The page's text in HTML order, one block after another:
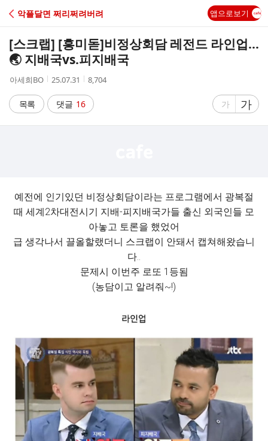
C
A
악플달면 쩌리쩌려버려 앱으로보기
[스크랩] [흥미돋]비정상회담 레전드 라인업...
🌏 지배국vs.피지배국
작
자
아세희BO
작
시
간
25.07.31
조
수
8,704
목록 댓글 16
글
게
가
글
자
게
가
예전에 인기있던 비정상회담이라는 프로그램에서 광복절
때 세계2차대전시기 지배-피지배국가들 출신 외국인들 모
아놓고 토론을 했었어
급 생각나서 끌올할랬더니 스크랩이 안돼서 캡쳐해왔습니
다..
문제시 이번주 로또 1등됨
(농담이고 알려줘~!)